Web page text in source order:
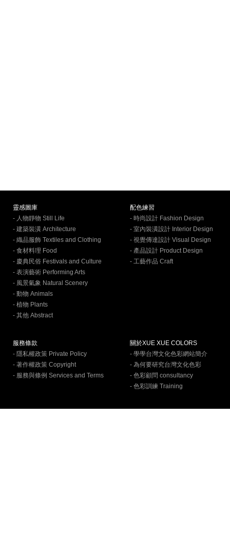
靈感圖庫
- 人物靜物 Still Life
- 建築裝潢 Architecture
- 織品服飾 Textiles and Clothing
- 食材料理 Food
- 慶典民俗 Festivals and Culture
- 表演藝術 Performing Arts
- 風景氣象 Natural Scenery
- 動物 Animals
- 植物 Plants
- 其他 Abstract
配色練習
- 時尚設計 Fashion Design
- 室內裝潢設計 Interior Design
- 視覺傳達設計 Visual Design
- 產品設計 Product Design
- 工藝作品 Craft
服務條款
- 隱私權政策 Private Policy
- 著作權政策 Copyright
- 服務與條例 Services and Terms
關於XUE XUE COLORS
- 學學台灣文化色彩網站簡介
- 為何要研究台灣文化色彩
- 色彩顧問 consultancy
- 色彩訓練 Training